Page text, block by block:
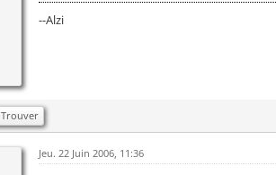
--Alzi
Trouver
Jeu. 22 Juin 2006, 11:36